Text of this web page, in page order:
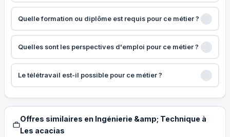
Quelle formation ou diplôme est requis pour ce métier ?
Quelles sont les perspectives d'emploi pour ce métier ?
Le télétravail est-il possible pour ce métier ?
Offres similaires en Ingénierie &amp; Technique à
Les acacias